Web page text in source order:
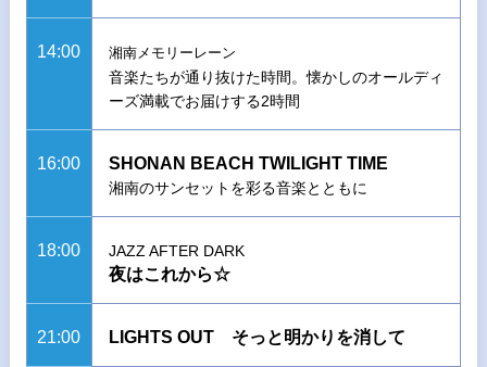
14:00 湘南メモリーレーン
音楽たちが通り抜けた時間。懐かしのオールディ
ーズ満載でお届けする2時間
16:00 SHONAN BEACH TWILIGHT TIME
湘南のサンセットを彩る音楽とともに
18:00 JAZZ AFTER DARK
夜はこれから☆
21:00 LIGHTS OUT そっと明かりを消して